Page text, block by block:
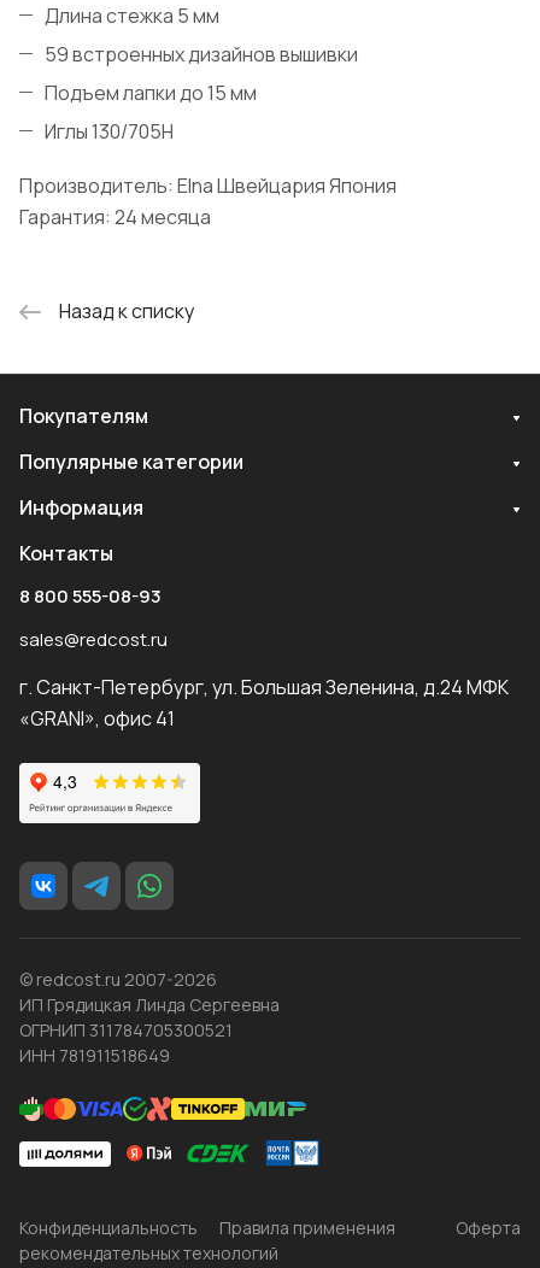
Длина стежка 5 мм
59 встроенных дизайнов вышивки
Подъем лапки до 15 мм
Иглы 130/705Н
Производитель: Elna Швейцария Япония
Гарантия: 24 месяца
Назад к списку
Покупателям
Популярные категории
Информация
Контакты
8 800 555-08-93
sales@redcost.ru
г. Санкт-Петербург, ул. Большая Зеленина, д.24 МФК
«GRANI», офис 41
© redcost.ru 2007-2026
ИП Грядицкая Линда Сергеевна
ОГРНИП 311784705300521
ИНН 781911518649
Конфиденциальность
Правила применения
рекомендательных технологий
Оферта